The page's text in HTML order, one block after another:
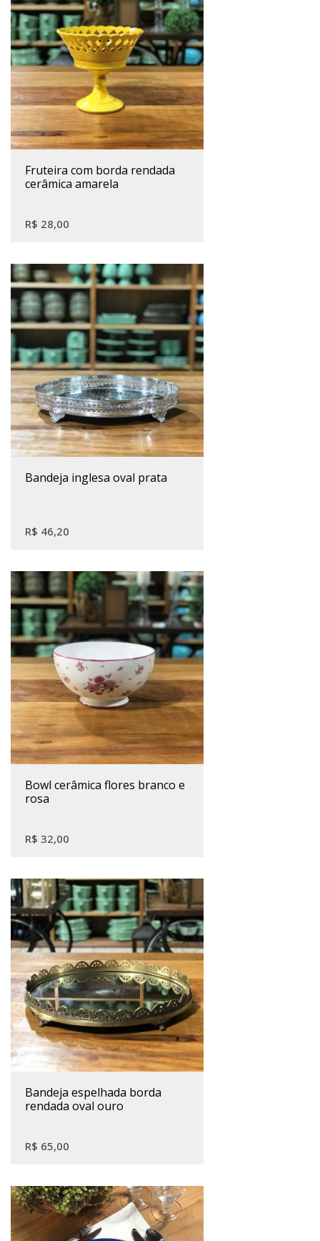
fruteira com borda rendada
cerâmica amarela
R$ 28,00
bandeja inglesa oval prata
R$ 46,20
bowl cerâmica flores branco e
rosa
R$ 32,00
bandeja espelhada borda
rendada oval ouro
R$ 65,00